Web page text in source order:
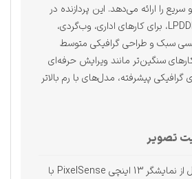
را ارائه می‌دهد. این پردازنده در
کنار 8 گیگابایت رم LPDDR5X، برای کارهای اداری، وب‌گردی،
سبک و طراحی گرافیکی متوسط
سنگین‌تر مانند ویرایش حرفه‌ای
گرافیکی پیشرفته، مدل‌های با رم بالاتر
تصویر
مایکروسافت در این مدل از نمایشگر 13 اینچی PixelSense با